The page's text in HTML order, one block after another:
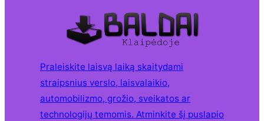
Praleiskite laisvą laiką skaitydami
straipsnius verslo, laisvalaikio,
automobilizmo, grožio, sveikatos ar
technologijų temomis. Atminkite šį puslapio